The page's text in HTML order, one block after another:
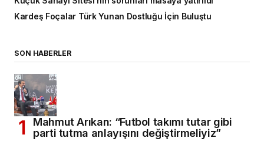
Kardeş Foçalar Türk Yunan Dostluğu İçin Buluştu
SON HABERLER
Mahmut Arıkan: “Futbol takımı tutar gibi
parti tutma anlayışını değiştirmeliyiz”